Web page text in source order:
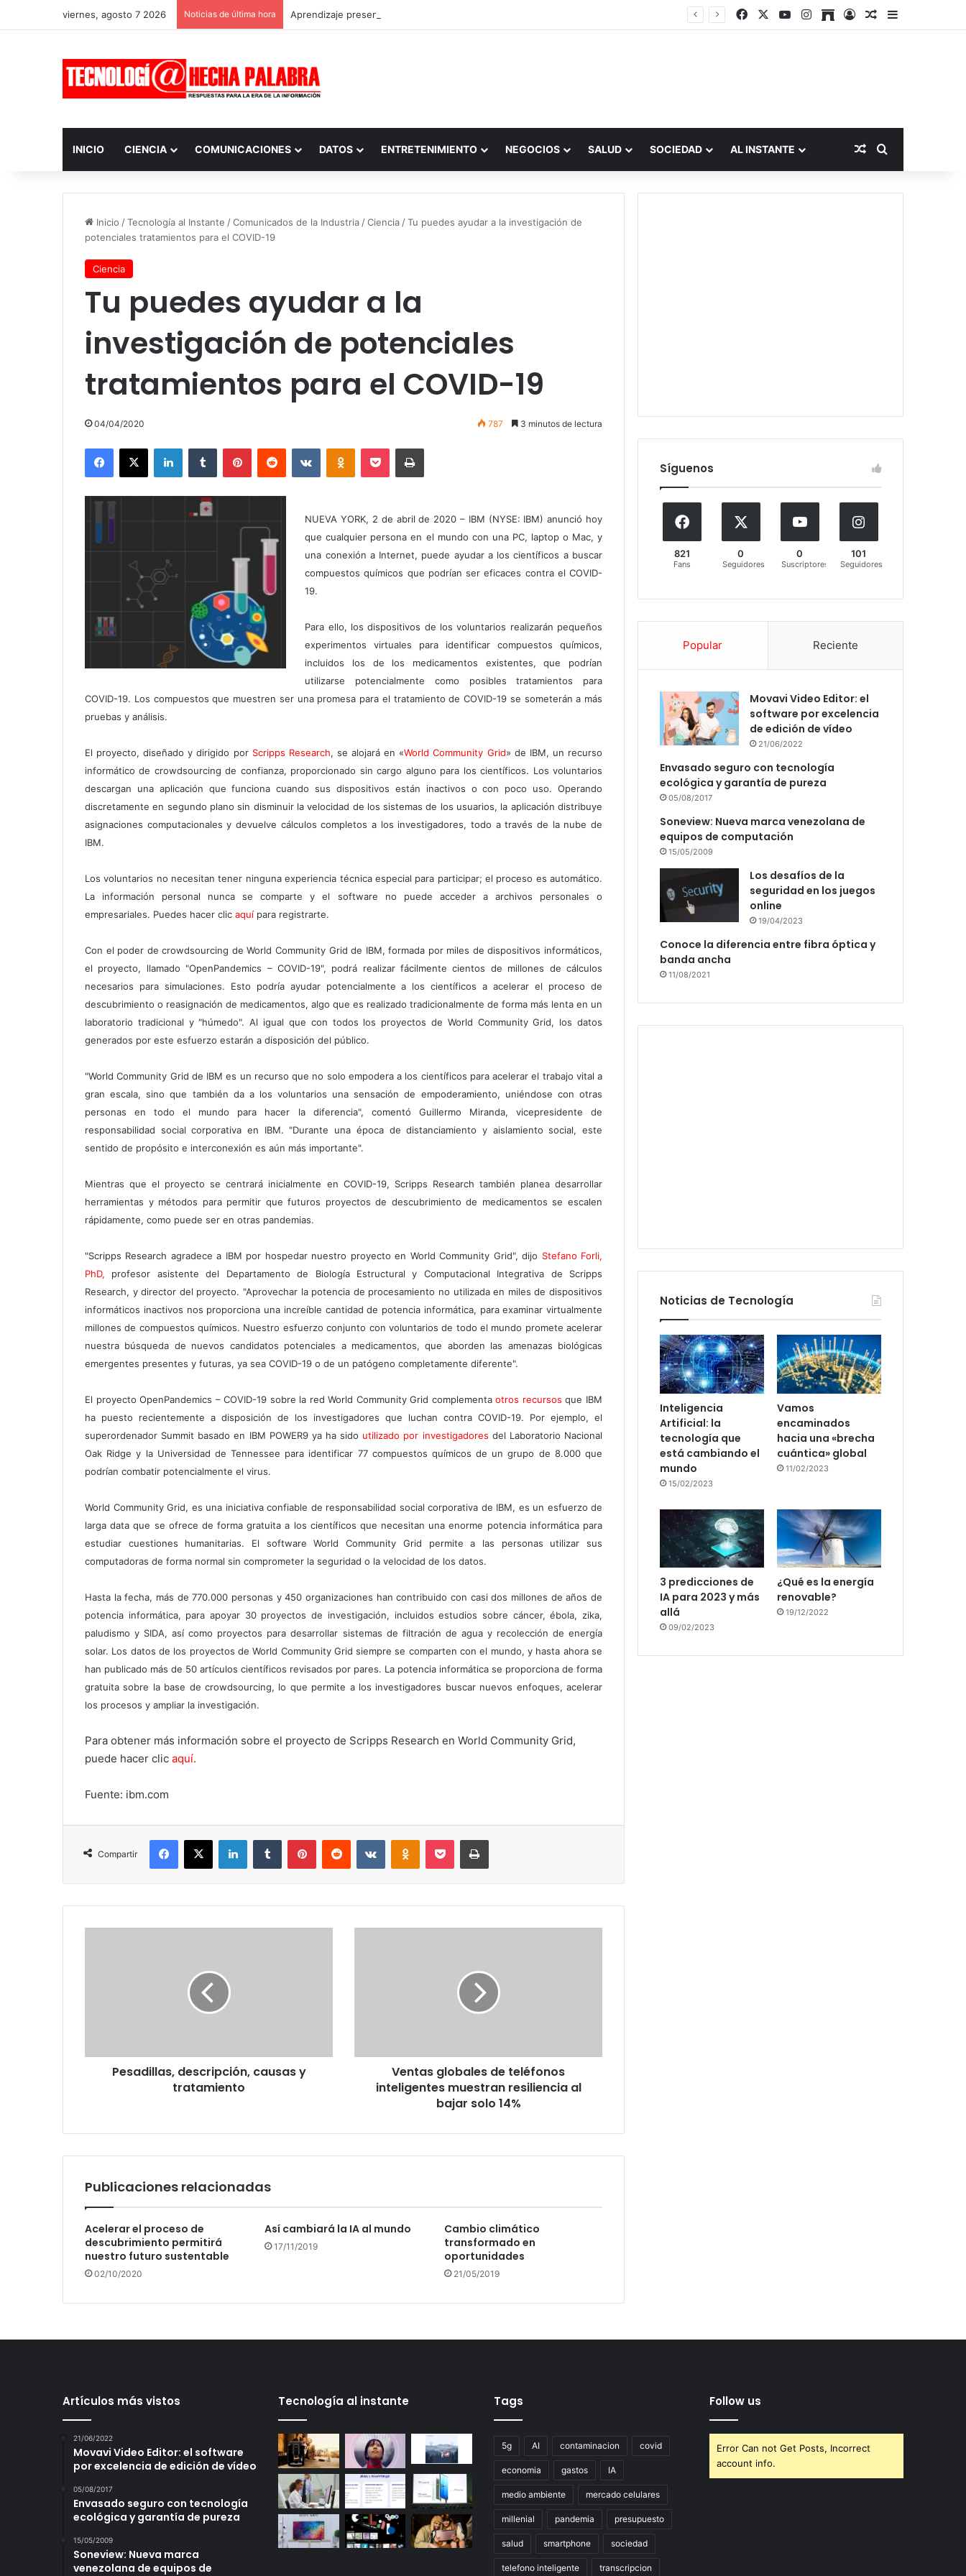
viernes, agosto 7 2026 Noticias de última hora Aprendizaje presencial vs. por internet FacebookYouTubeInstagram
ArchiveAccesoPublicación al
Barra lateral
INICIO CIENCIA COMUNICACIONES DATOS ENTRETENIMIENTO NEGOCIOS SALUD SOCIEDAD AL INSTANTE Publicación al
Buscar por
Inicio /Tecnología al Instante /Comunicados de la Industria /Ciencia /Tu puedes ayudar a la investigación de
potenciales tratamientos para el COVID-19
Ciencia
Tu puedes ayudar a la
investigación de potenciales
tratamientos para el COVID-19
04/04/2020 787 3 minutos de lectura
Facebook
X LinkedInTumblr PinterestReddit VKontakteOdnoklassniki
Pocket Imprimir
NUEVA YORK, 2 de abril de 2020 – IBM (NYSE: IBM) anunció hoy
que cualquier persona en el mundo con una PC, laptop o Mac, y
una conexión a Internet, puede ayudar a los científicos a buscar
compuestos químicos que podrían ser eficaces contra el COVID-
19.
Para ello, los dispositivos de los voluntarios realizarán pequeños
experimentos virtuales para identificar compuestos químicos,
incluidos los de los medicamentos existentes, que podrían
utilizarse potencialmente como posibles tratamientos para
COVID-19. Los compuestos que muestren ser una promesa para el tratamiento de COVID-19 se someterán a más
pruebas y análisis.
El proyecto, diseñado y dirigido por Scripps Research, se alojará en «World Community Grid» de IBM, un recurso
informático de crowdsourcing de confianza, proporcionado sin cargo alguno para los científicos. Los voluntarios
descargan una aplicación que funciona cuando sus dispositivos están inactivos o con poco uso. Operando
discretamente en segundo plano sin disminuir la velocidad de los sistemas de los usuarios, la aplicación distribuye
asignaciones computacionales y devuelve cálculos completos a los investigadores, todo a través de la nube de
IBM.
Los voluntarios no necesitan tener ninguna experiencia técnica especial para participar; el proceso es automático.
La información personal nunca se comparte y el software no puede acceder a archivos personales o
empresariales. Puedes hacer clic aquí para registrarte.
Con el poder de crowdsourcing de World Community Grid de IBM, formada por miles de dispositivos informáticos,
el proyecto, llamado "OpenPandemics – COVID-19", podrá realizar fácilmente cientos de millones de cálculos
necesarios para simulaciones. Esto podría ayudar potencialmente a los científicos a acelerar el proceso de
descubrimiento o reasignación de medicamentos, algo que es realizado tradicionalmente de forma más lenta en un
laboratorio tradicional y "húmedo". Al igual que con todos los proyectos de World Community Grid, los datos
generados por este esfuerzo estarán a disposición del público.
"World Community Grid de IBM es un recurso que no solo empodera a los científicos para acelerar el trabajo vital a
gran escala, sino que también da a los voluntarios una sensación de empoderamiento, uniéndose con otras
personas en todo el mundo para hacer la diferencia", comentó Guillermo Miranda, vicepresidente de
responsabilidad social corporativa en IBM. "Durante una época de distanciamiento y aislamiento social, este
sentido de propósito e interconexión es aún más importante".
Mientras que el proyecto se centrará inicialmente en COVID-19, Scripps Research también planea desarrollar
herramientas y métodos para permitir que futuros proyectos de descubrimiento de medicamentos se escalen
rápidamente, como puede ser en otras pandemias.
"Scripps Research agradece a IBM por hospedar nuestro proyecto en World Community Grid", dijo Stefano Forli,
PhD, profesor asistente del Departamento de Biología Estructural y Computacional Integrativa de Scripps
Research, y director del proyecto. "Aprovechar la potencia de procesamiento no utilizada en miles de dispositivos
informáticos inactivos nos proporciona una increíble cantidad de potencia informática, para examinar virtualmente
millones de compuestos químicos. Nuestro esfuerzo conjunto con voluntarios de todo el mundo promete acelerar
nuestra búsqueda de nuevos candidatos potenciales a medicamentos, que aborden las amenazas biológicas
emergentes presentes y futuras, ya sea COVID-19 o de un patógeno completamente diferente".
El proyecto OpenPandemics – COVID-19 sobre la red World Community Grid complementaotros recursos que IBM
ha puesto recientemente a disposición de los investigadores que luchan contra COVID-19. Por ejemplo, el
superordenador Summit basado en IBM POWER9 ya ha sido utilizado por investigadores del Laboratorio Nacional
Oak Ridge y la Universidad de Tennessee para identificar 77 compuestos químicos de un grupo de 8.000 que
podrían combatir potencialmente el virus.
World Community Grid, es una iniciativa confiable de responsabilidad social corporativa de IBM, es un esfuerzo de
larga data que se ofrece de forma gratuita a los científicos que necesitan una enorme potencia informática para
estudiar cuestiones humanitarias. El software World Community Grid permite a las personas utilizar sus
computadoras de forma normal sin comprometer la seguridad o la velocidad de los datos.
Hasta la fecha, más de 770.000 personas y 450 organizaciones han contribuido con casi dos millones de años de
potencia informática, para apoyar 30 proyectos de investigación, incluidos estudios sobre cáncer, ébola, zika,
paludismo y SIDA, así como proyectos para desarrollar sistemas de filtración de agua y recolección de energía
solar. Los datos de los proyectos de World Community Grid siempre se comparten con el mundo, y hasta ahora se
han publicado más de 50 artículos científicos revisados por pares. La potencia informática se proporciona de forma
gratuita sobre la base de crowdsourcing, lo que permite a los investigadores buscar nuevos enfoques, acelerar
los procesos y ampliar la investigación.
Para obtener más información sobre el proyecto de Scripps Research en World Community Grid,
puede hacer clic aquí.
Fuente: ibm.com
Compartir
Facebook
X LinkedInTumblr PinterestReddit VKontakteOdnoklassniki
Pocket Imprimir
Pesadillas, descripción, causas y
tratamiento
bajar
Ventas globales de teléfonos
inteligentes muestran resiliencia al
bajar solo 14%
Publicaciones relacionadas
Acelerar el proceso de
descubrimiento permitirá
nuestro futuro sustentable
02/10/2020
Así cambiará la IA al mundo
17/11/2019
Cambio climático
transformado en
oportunidades
21/05/2019
Síguenos
821
Fans
0
Seguidores
0
Suscriptores
101
Seguidores
Popular Reciente
Movavi Video Editor: el
software por excelencia
de edición de vídeo
21/06/2022
Envasado seguro con tecnología
ecológica y garantía de pureza
05/08/2017
Soneview: Nueva marca venezolana de
equipos de computación
15/05/2009
Los desafíos de la
seguridad en los juegos
online
19/04/2023
Conoce la diferencia entre fibra óptica y
banda ancha
11/08/2021
Noticias de Tecnología
Inteligencia
Artificial: la
tecnología que
está cambiando el
mundo
15/02/2023
Vamos
encaminados
hacia una «brecha
cuántica» global
11/02/2023
3 predicciones de
IA para 2023 y más
allá
09/02/2023
¿Qué es la energía
renovable?
19/12/2022
Artículos más vistos
21/06/2022
Movavi Video Editor: el software
por excelencia de edición de vídeo
05/08/2017
Envasado seguro con tecnología
ecológica y garantía de pureza
15/05/2009
Soneview: Nueva marca
venezolana de equipos de
Tecnología al instante Tags
5g AI contaminacion covid
economia gastos IA
medio ambiente mercado celulares
millenial pandemia presupuesto
salud smartphone sociedad
telefono inteligente transcripcion
Follow us
Error Can not Get Posts, Incorrect
account info.